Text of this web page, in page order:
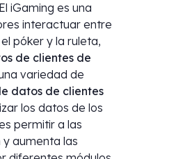
iGaming es una
interactuar entre
póker y la ruleta,
de clientes de
variedad de
datos de clientes
los datos de los
permitir a las
aumenta las